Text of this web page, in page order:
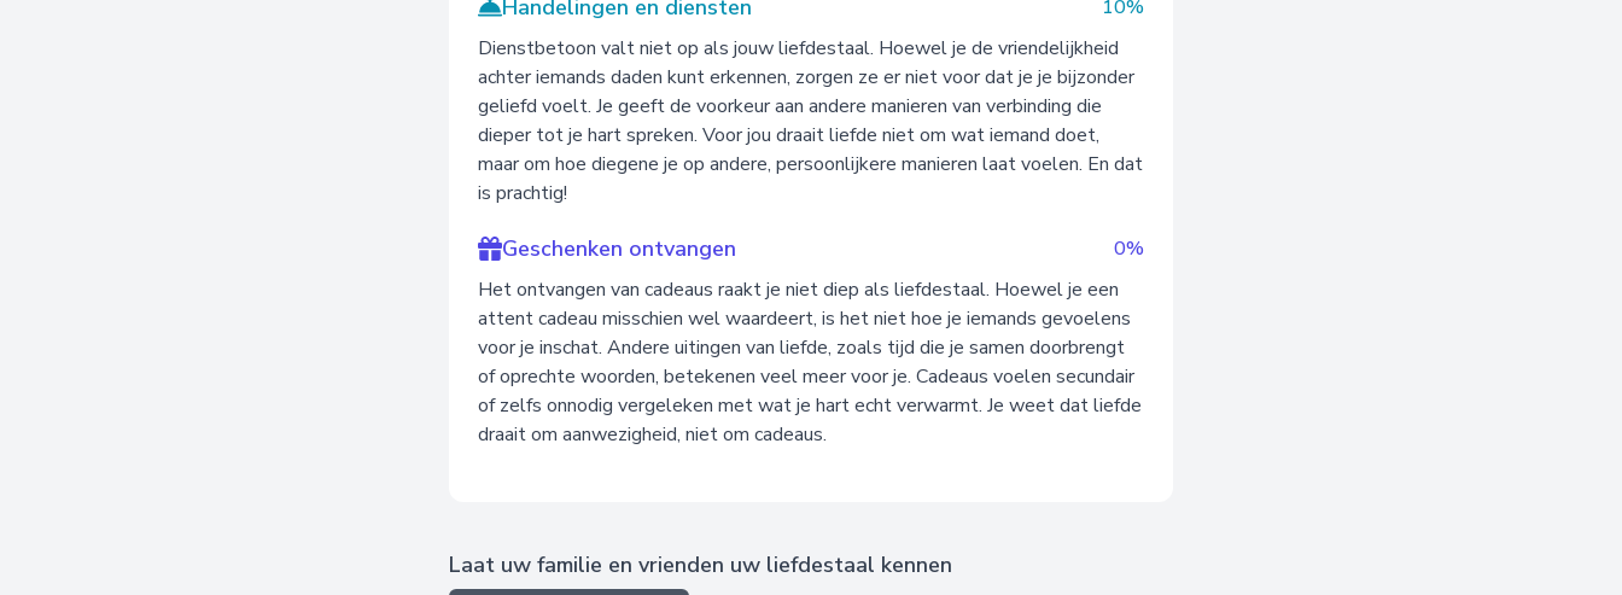
Handelingen en diensten
10%
Dienstbetoon valt niet op als jouw liefdestaal. Hoewel je de vriendelijkheid
achter iemands daden kunt erkennen, zorgen ze er niet voor dat je je bijzonder
geliefd voelt. Je geeft de voorkeur aan andere manieren van verbinding die
dieper tot je hart spreken. Voor jou draait liefde niet om wat iemand doet,
maar om hoe diegene je op andere, persoonlijkere manieren laat voelen. En dat
is prachtig!
Geschenken ontvangen
0%
Het ontvangen van cadeaus raakt je niet diep als liefdestaal. Hoewel je een
attent cadeau misschien wel waardeert, is het niet hoe je iemands gevoelens
voor je inschat. Andere uitingen van liefde, zoals tijd die je samen doorbrengt
of oprechte woorden, betekenen veel meer voor je. Cadeaus voelen secundair
of zelfs onnodig vergeleken met wat je hart echt verwarmt. Je weet dat liefde
draait om aanwezigheid, niet om cadeaus.
Laat uw familie en vrienden uw liefdestaal kennen